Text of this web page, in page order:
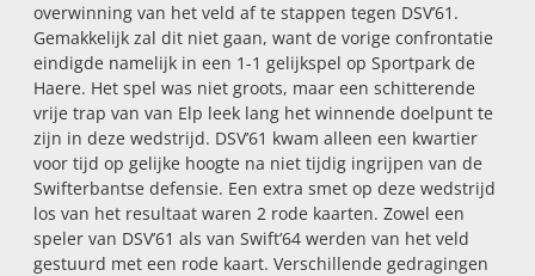
overwinning van het veld af te stappen tegen DSV’61.
Gemakkelijk zal dit niet gaan, want de vorige confrontatie
eindigde namelijk in een 1-1 gelijkspel op Sportpark de
Haere. Het spel was niet groots, maar een schitterende
vrije trap van van Elp leek lang het winnende doelpunt te
zijn in deze wedstrijd. DSV’61 kwam alleen een kwartier
voor tijd op gelijke hoogte na niet tijdig ingrijpen van de
Swifterbantse defensie. Een extra smet op deze wedstrijd
los van het resultaat waren 2 rode kaarten. Zowel een
speler van DSV’61 als van Swift’64 werden van het veld
gestuurd met een rode kaart. Verschillende gedragingen